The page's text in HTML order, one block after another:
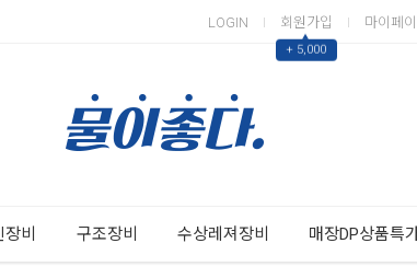
LOGIN 회원가입
▲
+ 5,000
마이페이
비 구조장비 수상레져장비 매장DP상품특